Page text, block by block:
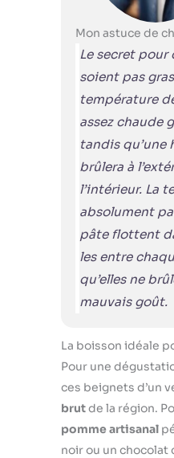
Mon astuce de
Le secret
soient pas
température
assez chaude
tandis qu’une
brûlera à
l’intérieur. La
absolument
pâte flottent
les entre
qu’elles ne
mauvais goût.
La boisson idéale
Pour une
ces beignets d’un
brutde la région.
pomme artisanal
noir ou un chocolat